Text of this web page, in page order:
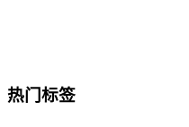
热门标签